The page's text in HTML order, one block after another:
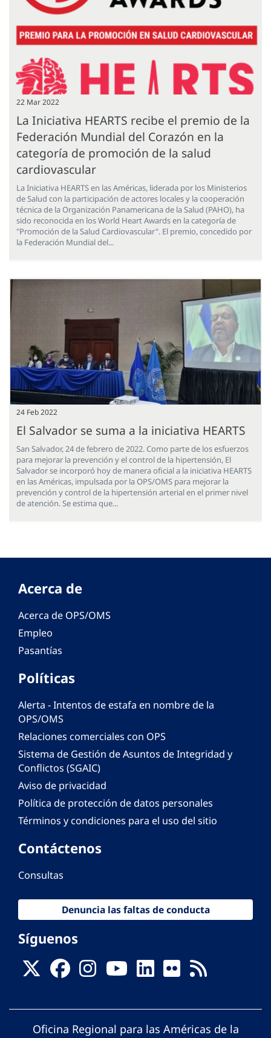
22 Mar 2022
La Iniciativa HEARTS recibe el premio de la
Federación Mundial del Corazón en la
categoría de promoción de la salud
cardiovascular
La Iniciativa HEARTS en las Américas, liderada por los Ministerios
de Salud con la participación de actores locales y la cooperación
técnica de la Organización Panamericana de la Salud (PAHO), ha
sido reconocida en los World Heart Awards en la categoría de
"Promoción de la Salud Cardiovascular". El premio, concedido por
la Federación Mundial del...
24 Feb 2022
El Salvador se suma a la iniciativa HEARTS
San Salvador, 24 de febrero de 2022. Como parte de los esfuerzos
para mejorar la prevención y el control de la hipertensión, El
Salvador se incorporó hoy de manera oficial a la iniciativa HEARTS
en las Américas, impulsada por la OPS/OMS para mejorar la
prevención y control de la hipertensión arterial en el primer nivel
de atención. Se estima que...
Acerca de
Acerca de OPS/OMS
Empleo
Pasantías
Políticas
Alerta - Intentos de estafa en nombre de la
OPS/OMS
Relaciones comerciales con OPS
Sistema de Gestión de Asuntos de Integridad y
Conflictos (SGAIC)
Aviso de privacidad
Política de protección de datos personales
Términos y condiciones para el uso del sitio
Contáctenos
Consultas
Denuncia las faltas de conducta
Síguenos
Oficina Regional para las Américas de la